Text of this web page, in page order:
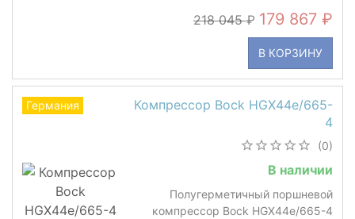
218 045 179 867
В КОРЗИНУ
Компрессор Bock HGX44e/665-
4
(0)
В наличии
Полугерметичный поршневой
компрессор Bock HGX44e/665-4
Германия